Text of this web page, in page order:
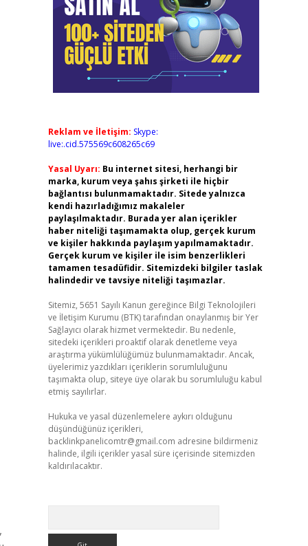
Reklam ve İletişim: Skype:
live:.cid.575569c608265c69
Yasal Uyarı: Bu internet sitesi, herhangi bir
marka, kurum veya şahıs şirketi ile hiçbir
bağlantısı bulunmamaktadır. Sitede yalnızca
kendi hazırladığımız makaleler
paylaşılmaktadır. Burada yer alan içerikler
haber niteliği taşımamakta olup, gerçek kurum
ve kişiler hakkında paylaşım yapılmamaktadır.
Gerçek kurum ve kişiler ile isim benzerlikleri
tamamen tesadüfidir. Sitemizdeki bilgiler taslak
halindedir ve tavsiye niteliği taşımazlar.
Sitemiz, 5651 Sayılı Kanun gereğince Bilgi Teknolojileri
ve İletişim Kurumu (BTK) tarafından onaylanmış bir Yer
Sağlayıcı olarak hizmet vermektedir. Bu nedenle,
sitedeki içerikleri proaktif olarak denetleme veya
araştırma yükümlülüğümüz bulunmamaktadır. Ancak,
üyelerimiz yazdıkları içeriklerin sorumluluğunu
taşımakta olup, siteye üye olarak bu sorumluluğu kabul
etmiş sayılırlar.
Hukuka ve yasal düzenlemelere aykırı olduğunu
düşündüğünüz içerikleri,
backlinkpanelicomtr@gmail.com adresine bildirmeniz
halinde, ilgili içerikler yasal süre içerisinde sitemizden
kaldırılacaktır.